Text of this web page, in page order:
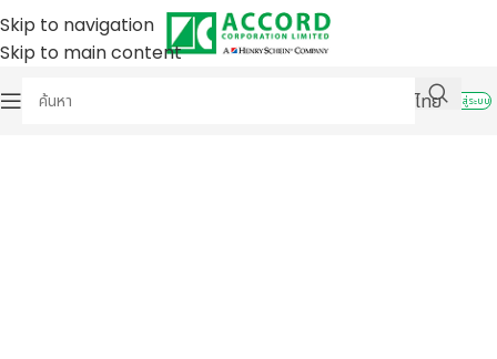
Skip to navigation
Skip to main content
ไทย
เข้าสู่ระบบ